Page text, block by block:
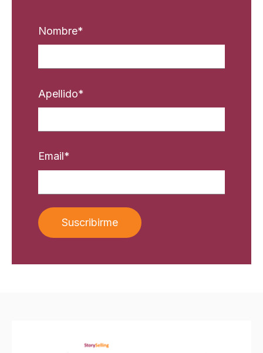
Nombre*
Apellido*
Email*